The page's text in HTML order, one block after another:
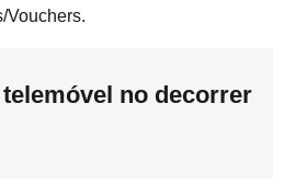
Vouchers.
no decorrer